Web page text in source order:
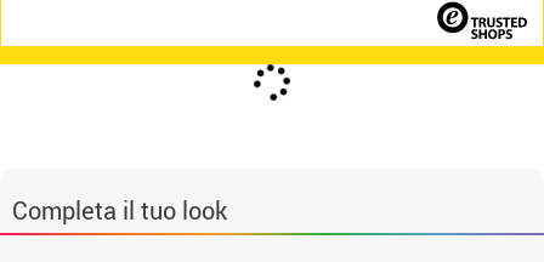
Completa il tuo look